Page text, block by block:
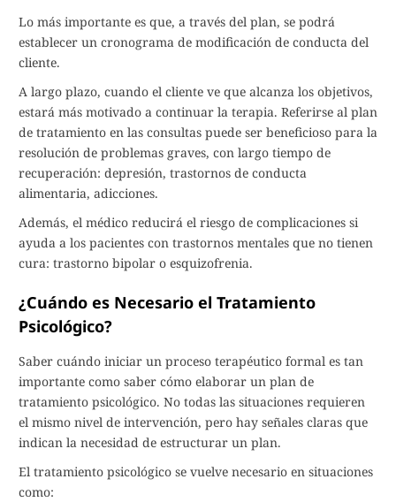
Lo más importante es que, a través del plan, se podrá
establecer un cronograma de modificación de conducta del
cliente.
A largo plazo, cuando el cliente ve que alcanza los objetivos,
estará más motivado a continuar la terapia. Referirse al plan
de tratamiento en las consultas puede ser beneficioso para la
resolución de problemas graves, con largo tiempo de
recuperación: depresión, trastornos de conducta
alimentaria, adicciones.
Además, el médico reducirá el riesgo de complicaciones si
ayuda a los pacientes con trastornos mentales que no tienen
cura: trastorno bipolar o esquizofrenia.
¿Cuándo es Necesario el Tratamiento
Psicológico?
Saber cuándo iniciar un proceso terapéutico formal es tan
importante como saber cómo elaborar un plan de
tratamiento psicológico. No todas las situaciones requieren
el mismo nivel de intervención, pero hay señales claras que
indican la necesidad de estructurar un plan.
El tratamiento psicológico se vuelve necesario en situaciones
como: